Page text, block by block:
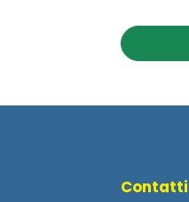
Contatti